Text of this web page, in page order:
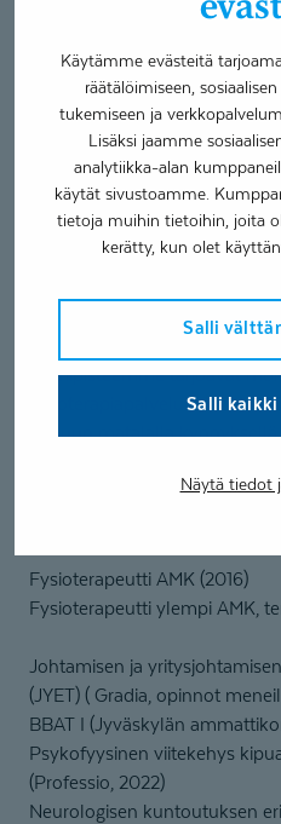
Käytämme evästeitä
räätälöimiseen,
tukemiseen ja
Lisäksi jaamme
analytiikka-alan
käytät sivustoamme.
tietoja muihin tietoihin, joita
kerätty, kun olet
Salli
Salli
Näytä tiedot
Erityisosaaminen
Apuvälinetarpeen arviointi
McKenzie menetelmä (MDT)
Neurologinen fysioterapia
Painokevennetty
Työskentelen fysioterapian
ja Äänekosken toimipisteissä.
Palvelupäällikkönä vastaan
Toimipisteemme tarjoavat
fysioterapiapalveluita
minuun matalalla
Fysioterapeutti AMK (2016)
Fysioterapeutti ylempi AMK,
Johtamisen ja
(JYET) ( Gradia, opinnot
BBAT I (Jyväskylän
Psykofyysinen viitekehys
(Professio, 2022)
Neurologisen kuntoutuksen